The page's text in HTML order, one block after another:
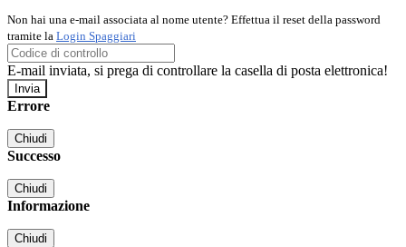
Non hai una e-mail associata al nome utente? Effettua il reset della password
tramite la Login Spaggiari
E-mail inviata, si prega di controllare la casella di posta elettronica!
Errore
Chiudi
Successo
Chiudi
Informazione
Chiudi